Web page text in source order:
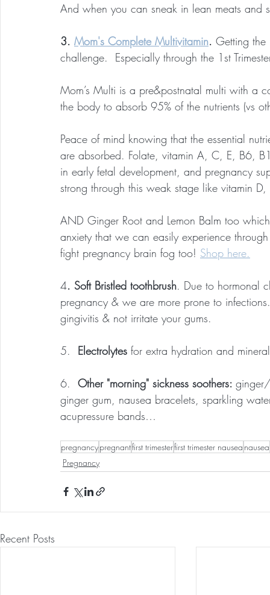
And when you can sneak in lean meats
3. Mom's Complete Multivitamin. Getting
challenge.  Especially through the 1st
Mom’s Multi is a pre&postnatal multi with a
the body to absorb 95% of the nutrients (vs
Peace of mind knowing that the essential
are absorbed. Folate, vitamin A, C, E, B6,
in early fetal development, and pregnancy
strong through this weak stage like vitamin
AND Ginger Root and Lemon Balm too
anxiety that we can easily experience
fight pregnancy brain fog too! Shop here.
4. Soft Bristled toothbrush. Due to hormonal
pregnancy & we are more prone to
gingivitis & not irritate your gums.
5. Electrolytes for extra hydration and
6. Other "morning" sickness soothers:
ginger gum, nausea bracelets, sparkling
acupressure bands…
pregnancypregnantfirst trimesterfirst trimester nausea nausea
Pregnancy
Recent Posts